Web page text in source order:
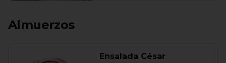
Almuerzos
Ensalada César